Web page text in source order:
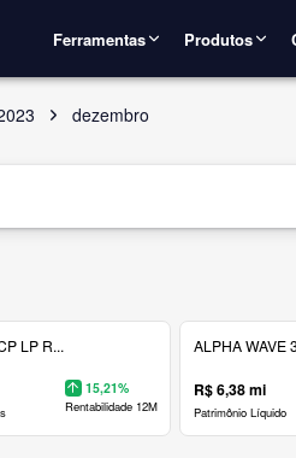
Ferramentas Produtos
dezembro
LP R...
15,21%
Rentabilidade 12M
ALPHA WAVE
R$ 6,38 mi
Patrimônio Líquido